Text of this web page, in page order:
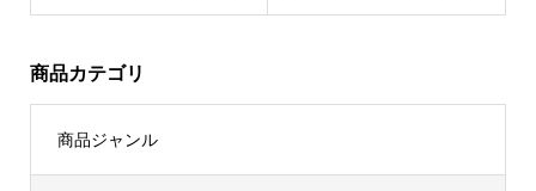
商品カテゴリ
商品ジャンル